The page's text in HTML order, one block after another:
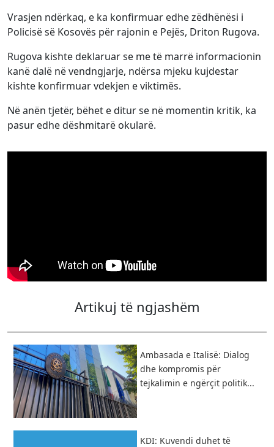
Vrasjen ndërkaq, e ka konfirmuar edhe zëdhënësi i
Policisë së Kosovës për rajonin e Pejës, Driton Rugova.
Rugova kishte deklaruar se me të marrë informacionin
kanë dalë në vendngjarje, ndërsa mjeku kujdestar
kishte konfirmuar vdekjen e viktimës.
Në anën tjetër, bëhet e ditur se në momentin kritik, ka
pasur edhe dëshmitarë okularë.
Artikuj të ngjashëm
Ambasada e Italisë: Dialog
dhe kompromis për
tejkalimin e ngërçit politik...
KDI: Kuvendi duhet të